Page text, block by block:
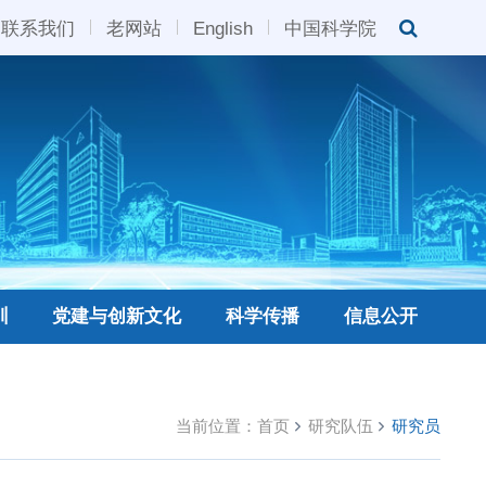
联系我们 老网站 English 中国科学院
党建与创新文化 科学传播 信息公开
当前位置： 首页 研究队伍 研究员